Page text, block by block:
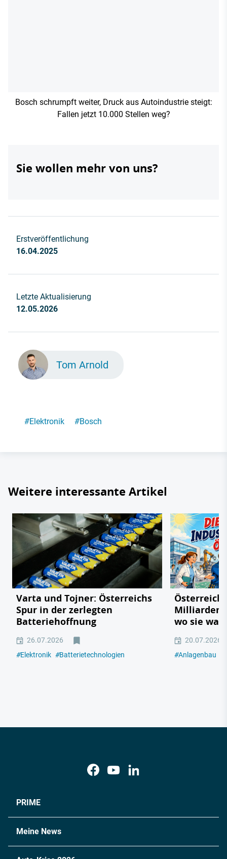
Bosch schrumpft weiter, Druck aus Autoindustrie steigt:
Fallen jetzt 10.000 Stellen weg?
Sie wollen mehr von uns?
Erstveröffentlichung
16.04.2025
Letzte Aktualisierung
12.05.2026
Tom Arnold
#Elektronik #Bosch
Weitere interessante Artikel
Varta und Tojner: Österreichs
Spur in der zerlegten
Batteriehoffnung
26.07.2026
#Elektronik #Batterietechnologien
Milliarden
wo sie
20.07.2026
#Anlagenbau
PRIME
Meine News